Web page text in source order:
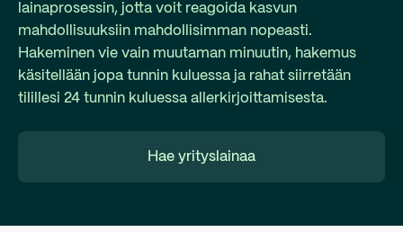
lainaprosessin, jotta voit reagoida kasvun
mahdollisuuksiin mahdollisimman nopeasti.
Hakeminen vie vain muutaman minuutin, hakemus
käsitellään jopa tunnin kuluessa ja rahat siirretään
tilillesi 24 tunnin kuluessa allerkirjoittamisesta.
Hae yrityslainaa